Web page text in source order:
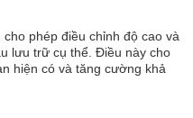
phép điều chỉnh độ cao và
lưu trữ cụ thể. Điều này cho
hiện có và tăng cường khả